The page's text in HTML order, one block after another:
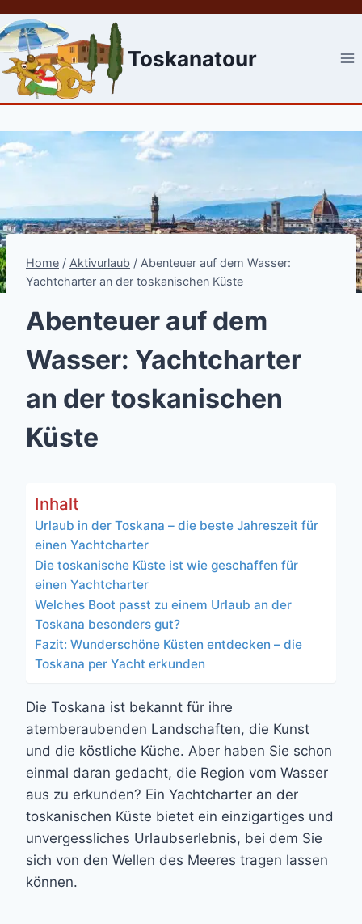
Skip
to
content
Toskanatour
Home / Aktivurlaub / Abenteuer auf dem Wasser:
Yachtcharter an der toskanischen Küste
Abenteuer auf dem
Wasser: Yachtcharter
an der toskanischen
Küste
Inhalt
Urlaub in der Toskana – die beste Jahreszeit für
einen Yachtcharter
Die toskanische Küste ist wie geschaffen für
einen Yachtcharter
Welches Boot passt zu einem Urlaub an der
Toskana besonders gut?
Fazit: Wunderschöne Küsten entdecken – die
Toskana per Yacht erkunden
Die Toskana ist bekannt für ihre
atemberaubenden Landschaften, die Kunst
und die köstliche Küche. Aber haben Sie schon
einmal daran gedacht, die Region vom Wasser
aus zu erkunden? Ein Yachtcharter an der
toskanischen Küste bietet ein einzigartiges und
unvergessliches Urlaubserlebnis, bei dem Sie
sich von den Wellen des Meeres tragen lassen
können.